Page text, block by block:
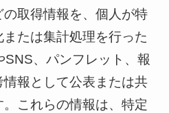
取得情報を、個人が特
たは集計処理を行った
SNS、パンフレット、報
報として公表または共
これらの情報は、特定